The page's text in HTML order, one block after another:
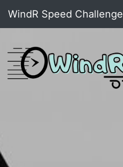
WindR Speed Challenge